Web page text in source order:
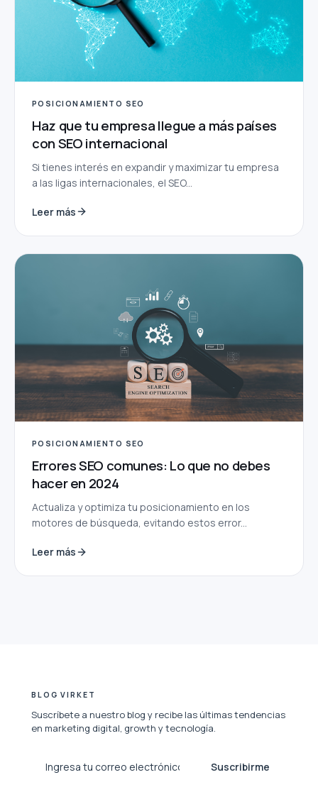
POSICIONAMIENTO SEO
Haz que tu empresa llegue a más países
con SEO internacional
Si tienes interés en expandir y maximizar tu empresa
a las ligas internacionales, el SEO...
Leer más
POSICIONAMIENTO SEO
Errores SEO comunes: Lo que no debes
hacer en 2024
Actualiza y optimiza tu posicionamiento en los
motores de búsqueda, evitando estos error...
Leer más
BLOG VIRKET
Suscríbete a nuestro blog y recibe las últimas tendencias
en marketing digital, growth y tecnología.
Suscribirme